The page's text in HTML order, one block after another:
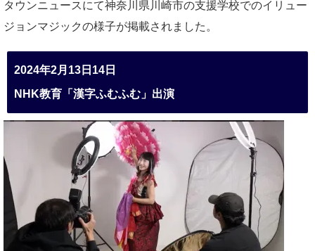
タウンニュースにて神奈川県川崎市の支援学校でのイリュー
ジョンマジックの様子が掲載されました。
2024年2月13日14日
NHK教育「漢字ふむふむ」出演